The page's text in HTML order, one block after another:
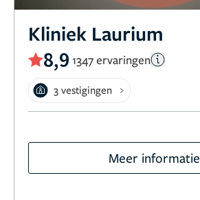
Kliniek Laurium
8,9 1347 ervaringen
3 vestigingen
Meer informatie